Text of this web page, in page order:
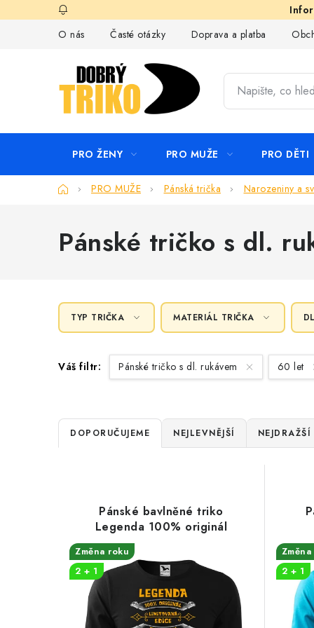
na
O nás
Časté otázky Doprava a platba
PRO ŽENY PRO MUŽE PRO DĚTI
DomůPRO MUŽE Pánská trička Narozeniny a
Pánské tričko s dl.
TYP TRIČKA MATERIÁL TRIČKA
Váš filtr: Pánské tričko s dl. rukávem 60 let
Ř
a
p
DOPORUČUJEME NEJLEVNĚJŠÍ NEJDRAŽŠÍ
Pánské bavlněné triko
Legenda 100% originál
Změna roku
2 + 1
2 + 1